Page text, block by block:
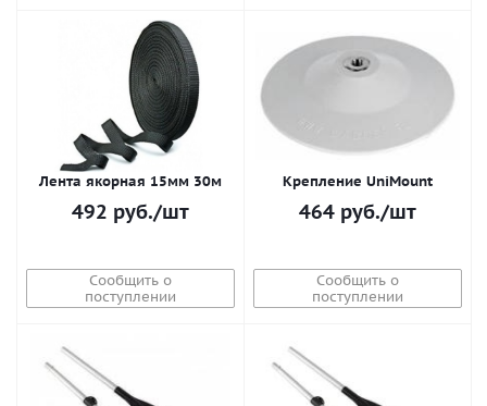
Лента якорная 15мм 30м
492 руб./шт
Сообщить о
поступлении
Крепление UniMount
464 руб./шт
Сообщить о
поступлении